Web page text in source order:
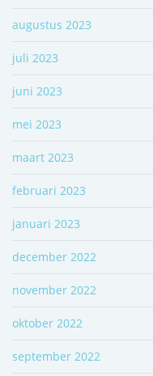
augustus 2023
juli 2023
juni 2023
mei 2023
maart 2023
februari 2023
januari 2023
december 2022
november 2022
oktober 2022
september 2022